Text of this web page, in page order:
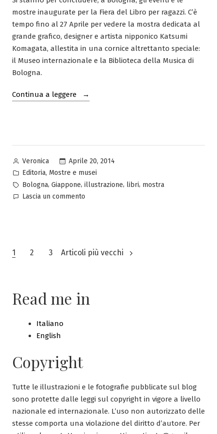
mostre inaugurate per la Fiera del Libro per ragazzi. C’è
tempo fino al 27 Aprile per vedere la mostra dedicata al
grande grafico, designer e artista nipponico Katsumi
Komagata, allestita in una cornice altrettanto speciale:
il Museo internazionale e la Biblioteca della Musica di
Bologna.
Continua a leggere
“Komagata,
Pubblicato
da
Veronica
Aprile 20, 2014
Pubblicato
in
Editoria, Mostre e musei
Tag:
Bologna, Giappone, illustrazione, libri, mostra
Lascia un commento
al
Paginazione
articoli
1 2 3 Articoli più vecchi
Read me in
Italiano
English
Copyright
Tutte le illustrazioni e le fotografie pubblicate sul blog
sono protette dalle leggi sul copyright in vigore a livello
nazionale ed internazionale. L’uso non autorizzato delle
stesse comporta una violazione del diritto d’autore. Per